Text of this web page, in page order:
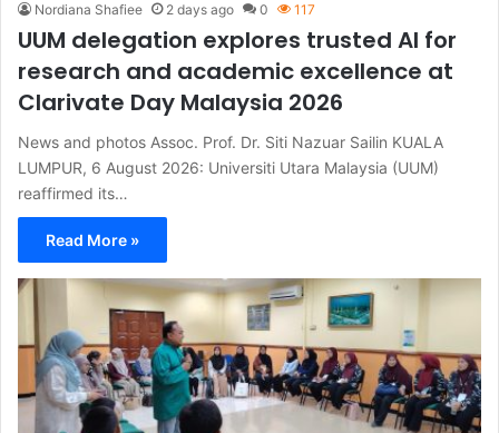
Nordiana Shafiee 2 days ago 0 117
UUM delegation explores trusted AI for
research and academic excellence at
Clarivate Day Malaysia 2026
News and photos Assoc. Prof. Dr. Siti Nazuar Sailin KUALA
LUMPUR, 6 August 2026: Universiti Utara Malaysia (UUM)
reaffirmed its…
Read More »